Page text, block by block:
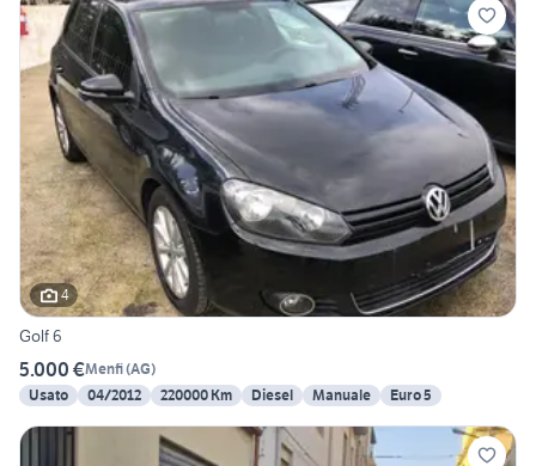
4
Golf 6
5.000 €Menfi(AG)
Usato
04/2012 220000 Km Diesel Manuale Euro 5